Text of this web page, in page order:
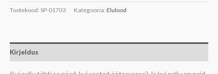
Tootekood: SP-01703 Kategooria: Elulood
Kirjeldus